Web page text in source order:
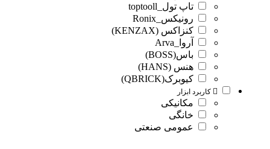
تاپ تول_toptooll
رونیکس_Ronix
کنزاکس (KENZAX)
آروا_Arva
باس(BOSS)
هنس (HANS)
کیوبرک(QBRICK)
کاربرد ابزار
مکانیکی
خانگی
عمومی صنعتی